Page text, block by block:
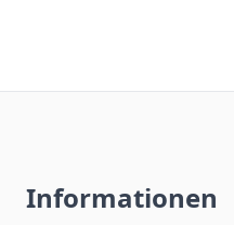
Informationen